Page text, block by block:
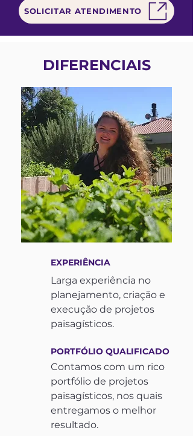
SOLICITAR ATENDIMENTO
DIFERENCIAIS
EXPERIÊNCIA
Larga experiência no
planejamento, criação e
execução de projetos
paisagísticos.
PORTFÓLIO QUALIFICADO
Contamos com um rico
portfólio de projetos
paisagísticos, nos quais
entregamos o melhor
resultado.